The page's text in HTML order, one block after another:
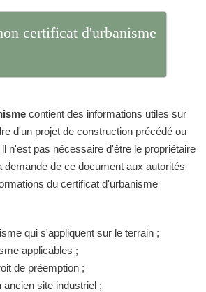
certificat d'urbanisme
contient des informations utiles sur
d'un projet de construction précédé ou
n'est pas nécessaire d'être le propriétaire
demande de ce document aux autorités
du certificat d'urbanisme
qui s'appliquent sur le terrain ;
applicables ;
de préemption ;
ancien site industriel ;